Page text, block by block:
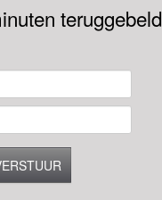
teruggebeld